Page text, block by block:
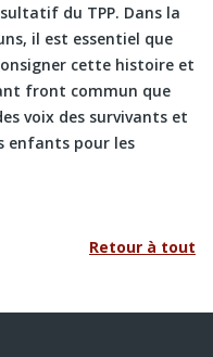
du TPP. Dans la
il est essentiel que
cette histoire et
front commun que
voix des survivants et
enfants pour les
Retour à tout